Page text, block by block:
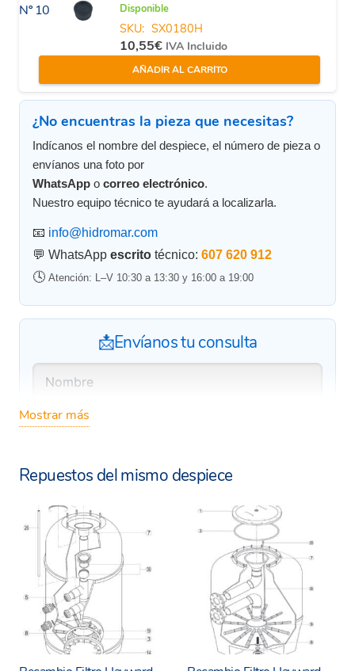
Nº 10 Disponible
SKU: SX0180H
10,55€ IVA Incluido
AÑADIR AL CARRITO
¿No encuentras la pieza que necesitas?
Indícanos el nombre del despiece, el número de pieza o
envíanos una foto por
WhatsApp o correo electrónico.
Nuestro equipo técnico te ayudará a localizarla.
📧 info@hidromar.com
💬 WhatsApp escrito técnico: 607 620 912
🕓 Atención: L–V 10:30 a 13:30 y 16:00 a 19:00
📩Envíanos tu consulta
Mostrar más
Repuestos del mismo despiece